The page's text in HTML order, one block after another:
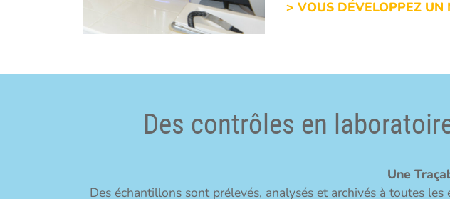
> VOUS DÉVELOPPEZ
Des contrôles en
Une
Des échantillons sont prélevés, analysés et archivés à toutes